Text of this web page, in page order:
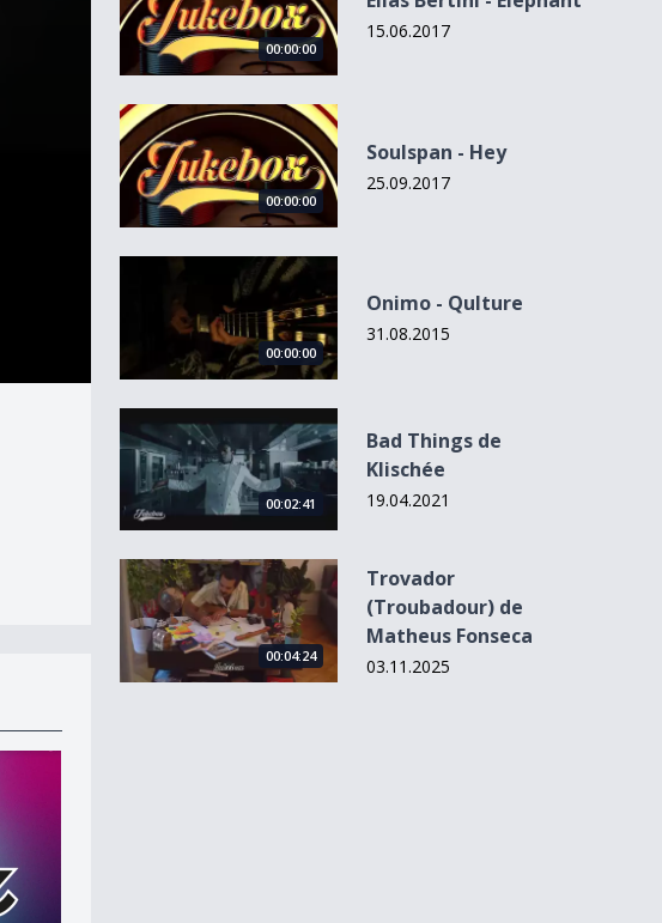
00:00:00
15.06.2017
Soulspan - Hey
00:00:00
Soulspan - Hey
25.09.2017
00:00:00
Onimo - Qulture
31.08.2015
Bad Things de Klischée
00:02:41
Bad Things de
Klischée
19.04.2021
Trovador (Troubadour) de Matheus Fonseca
00:04:24
Trovador
(Troubadour) de
Matheus Fonseca
03.11.2025